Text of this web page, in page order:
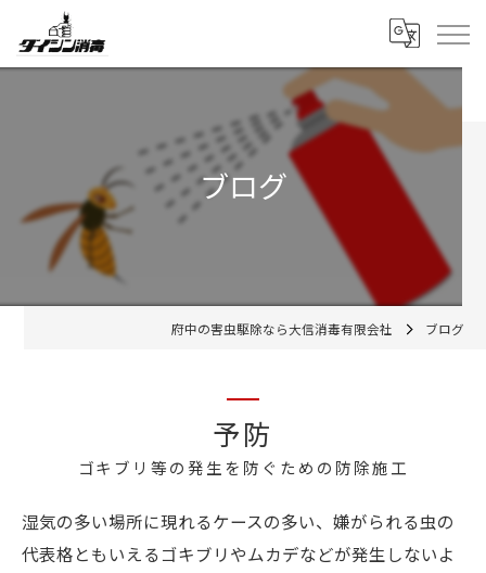
ブログ
府中の害虫駆除なら大信消毒有限会社 ブログ
予防
ゴキブリ等の発生を防ぐための防除施工
湿気の多い場所に現れるケースの多い、嫌がられる虫の
代表格ともいえるゴキブリやムカデなどが発生しないよ